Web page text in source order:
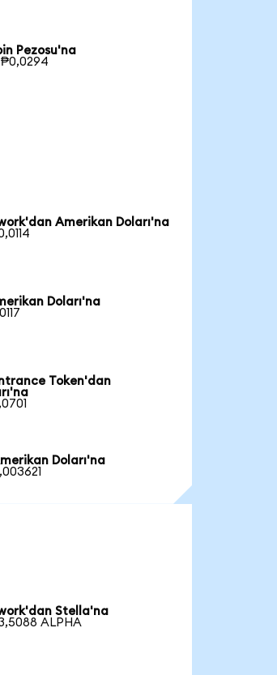
Pezosu'na
Amerikan Doları'na
Doları'na
Token'dan
Doları'na
Stella'na
ALPHA